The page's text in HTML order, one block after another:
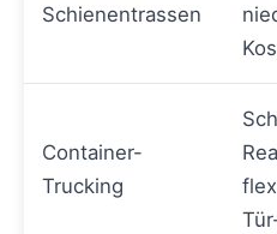
Schienentrassen
Container-
Trucking